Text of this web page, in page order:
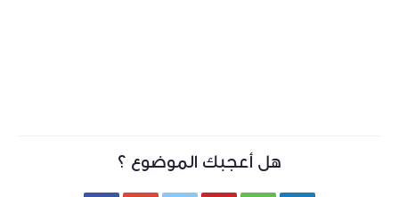
هل أعجبك الموضوع ؟